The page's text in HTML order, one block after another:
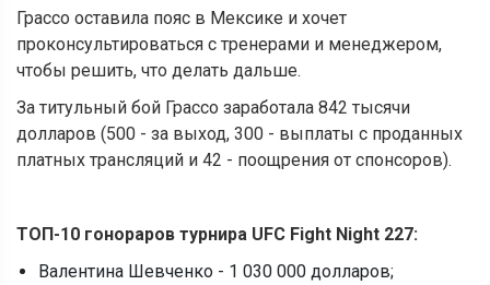
Грассо оставила пояс в Мексике и хочет
проконсультироваться с тренерами и менеджером,
чтобы решить, что делать дальше.
За титульный бой Грассо заработала 842 тысячи
долларов (500 - за выход, 300 - выплаты с проданных
платных трансляций и 42 - поощрения от спонсоров).
ТОП-10 гонораров турнира UFC Fight Night 227:
Валентина Шевченко - 1 030 000 долларов;